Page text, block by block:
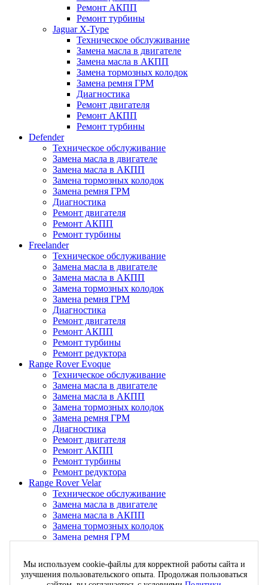
Ремонт АКПП
Ремонт турбины
Jaguar X-Type
Техническое обслуживание
Замена масла в двигателе
Замена масла в АКПП
Замена тормозных колодок
Замена ремня ГРМ
Диагностика
Ремонт двигателя
Ремонт АКПП
Ремонт турбины
Defender
Техническое обслуживание
Замена масла в двигателе
Замена масла в АКПП
Замена тормозных колодок
Замена ремня ГРМ
Диагностика
Ремонт двигателя
Ремонт АКПП
Ремонт турбины
Freelander
Техническое обслуживание
Замена масла в двигателе
Замена масла в АКПП
Замена тормозных колодок
Замена ремня ГРМ
Диагностика
Ремонт двигателя
Ремонт АКПП
Ремонт турбины
Ремонт редуктора
Range Rover Evoque
Техническое обслуживание
Замена масла в двигателе
Замена масла в АКПП
Замена тормозных колодок
Замена ремня ГРМ
Диагностика
Ремонт двигателя
Ремонт АКПП
Ремонт турбины
Ремонт редуктора
Range Rover Velar
Техническое обслуживание
Замена масла в двигателе
Замена масла в АКПП
Замена тормозных колодок
Замена ремня ГРМ
Ремонт АКПП
Ремонт турбины
Мы используем cookie-файлы для корректной работы сайта и
улучшения пользовательского опыта. Продолжая пользоваться